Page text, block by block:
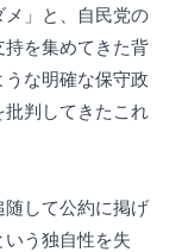
」と、自民党の
を集めてきた背
な明確な保守政
判してきたこれ
して公約に掲げ
う独自性を失